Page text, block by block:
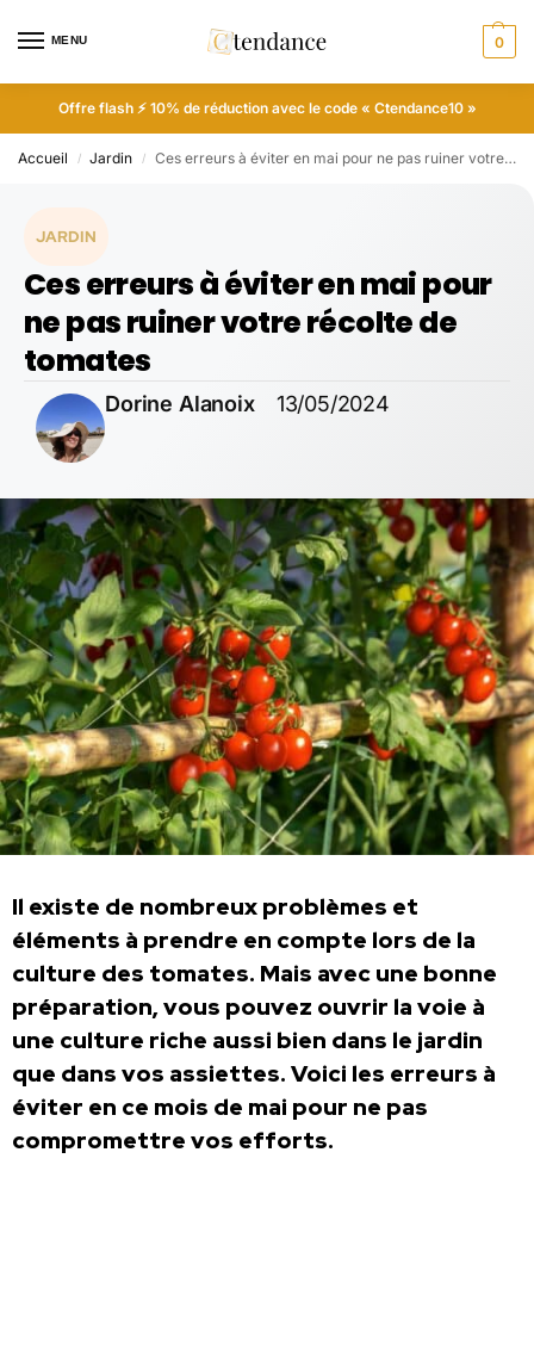
MENU 0
Offre flash ⚡ 10% de réduction avec le code « Ctendance10 »
Accueil / Jardin / Ces erreurs à éviter en mai pour ne pas ruiner votre récolte de tomates
JARDIN
Ces erreurs à éviter en mai pour
ne pas ruiner votre récolte de
tomates
Dorine Alanoix 13/05/2024
Il existe de nombreux problèmes et
éléments à prendre en compte lors de la
culture des tomates. Mais avec une bonne
préparation, vous pouvez ouvrir la voie à
une culture riche aussi bien dans le jardin
que dans vos assiettes. Voici les erreurs à
éviter en ce mois de mai pour ne pas
compromettre vos efforts.